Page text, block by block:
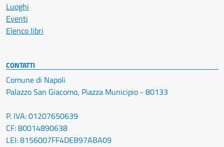
Luoghi
Eventi
Elenco libri
CONTATTI
Comune di Napoli
Palazzo San Giacomo, Piazza Municipio - 80133
P. IVA: 01207650639
CF: 80014890638
LEI: 8156007FF4DEB97ABA09